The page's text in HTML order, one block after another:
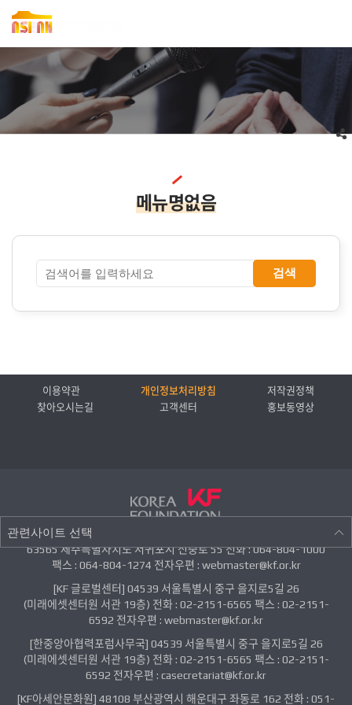
메뉴명없음
검색
이용약관 개인정보처리방침
저작권정책
찾아오시는길
고객센터 홍보동영상
관련사이트 선택
63565 제주특별자치도 서귀포시 신중로 55 전화 : 064-804-1000
팩스 : 064-804-1274 전자우편 : webmaster@kf.or.kr
[KF 글로벌센터] 04539 서울특별시 중구 을지로5길 26
(미래에셋센터원 서관 19층) 전화 : 02-2151-6565 팩스 : 02-2151-
6592 전자우편 : webmaster@kf.or.kr
[한중앙아협력포럼사무국] 04539 서울특별시 중구 을지로5길 26
(미래에셋센터원 서관 19층) 전화 : 02-2151-6565 팩스 : 02-2151-
6592 전자우편 : casecretariat@kf.or.kr
[KF아세안문화원] 48108 부산광역시 해운대구 좌동로 162 전화 : 051-